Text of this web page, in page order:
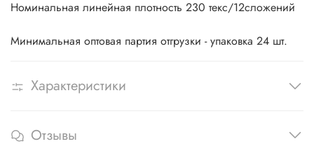
Номинальная линейная плотность 230 текс/12сложений
Минимальная оптовая партия отгрузки - упаковка 24 шт.
Характеристики
Отзывы